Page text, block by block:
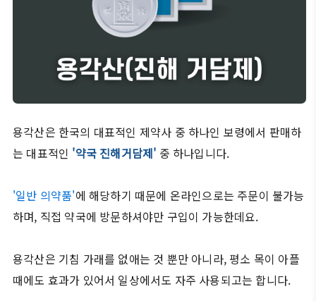
용각산은 한국의 대표적인 제약사 중 하나인 보령에서 판매하
는 대표적인 '약국 진해거담제' 중 하나입니다.
'일반 의약품'에 해당하기 때문에 온라인으로는 주문이 불가능
하며, 직접 약국에 방문하셔야만 구입이 가능한데요.
용각산은 기침 가래를 없애는 것 뿐만 아니라, 평소 목이 아플
때에도 효과가 있어서 일상에서도 자주 사용되고는 합니다.